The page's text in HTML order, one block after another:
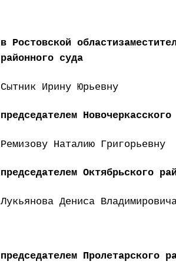
в Ростовской
районного суда
Сытник Ирину Юрьевну
председателем
Ремизову Наталию Григорьевну
председателем Октябрьского
Лукьянова Дениса
председателем Пролетарского